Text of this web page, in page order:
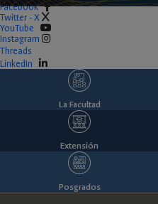
Facebook
Twitter - X
YouTube
Instagram
Threads
LinkedIn
La Facultad
Extensión
Posgrados